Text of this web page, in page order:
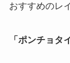
おすすめのレ
「ポンチョタ